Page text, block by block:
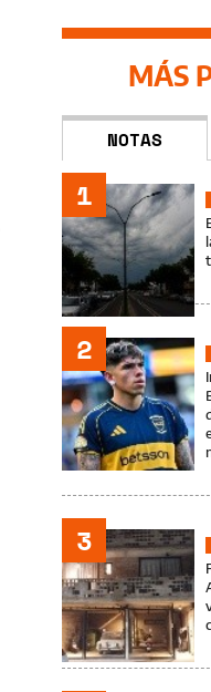
MÁS
NOTAS
1
2
3